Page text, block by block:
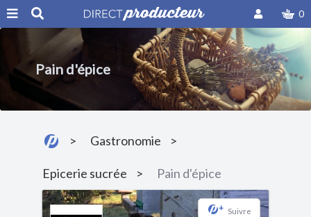
0
Pain d'épice
Gastronomie
Epicerie sucrée Pain d'épice
+ Suivre